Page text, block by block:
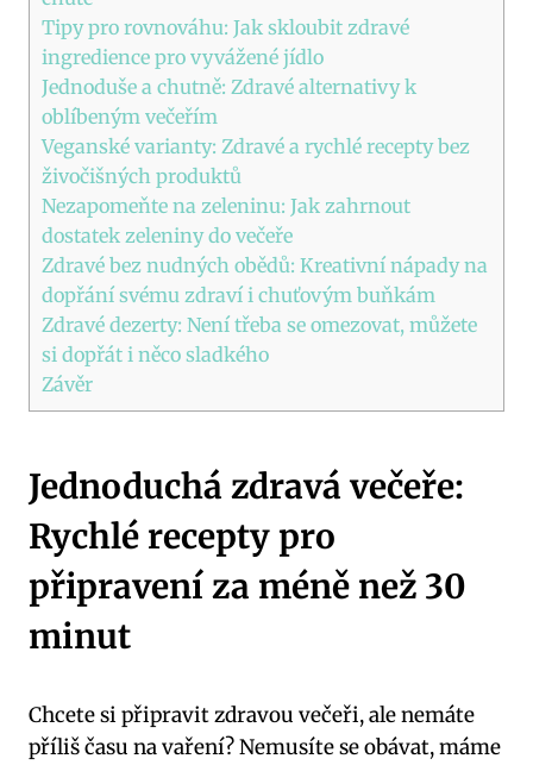
Tipy pro rovnováhu: Jak skloubit zdravé
ingredience pro vyvážené jídlo
Jednoduše a chutně: Zdravé alternativy k
oblíbeným večeřím
Veganské varianty: Zdravé a rychlé recepty bez
živočišných produktů
Nezapomeňte na zeleninu: Jak zahrnout
dostatek zeleniny do večeře
Zdravé bez nudných obědů: Kreativní nápady na
dopřání svému zdraví i chuťovým buňkám
Zdravé dezerty: Není třeba se omezovat, můžete
si dopřát i něco sladkého
Závěr
Jednoduchá zdravá večeře:
Rychlé recepty pro
připravení za méně než 30
minut
Chcete si připravit zdravou večeři, ale nemáte
příliš času na vaření? Nemusíte se obávat, máme